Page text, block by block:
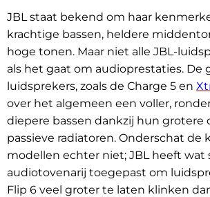
JBL staat bekend om haar
krachtige bassen, heldere
hoge tonen. Maar niet alle JBL-
als het gaat om audioprestaties. De
luidsprekers, zoals de Charge 5 en
over het algemeen een voller,
diepere bassen dankzij hun grotere
passieve radiatoren. Onderschat de
modellen echter niet; JBL heeft wat
audiotovenarij toegepast om
Flip 6 veel groter te laten klinken